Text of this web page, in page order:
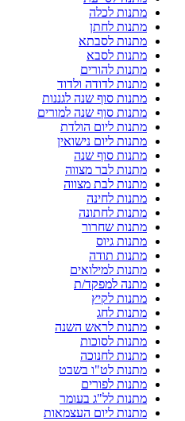
מתנות לכלה
מתנות לחתן
מתנות לסבתא
מתנות לסבא
מתנות להורים
מתנות לדודה ולדוד
מתנות סוף שנה לגננות
מתנות סוף שנה למורים
מתנות ליום הולדת
מתנות ליום נישואין
מתנות סוף שנה
מתנות לבר מצווה
מתנות לבת מצווה
מתנות לחינה
מתנות לחתונה
מתנות שחרור
מתנות גיוס
מתנות תודה
מתנות למילואים
מתנה למפקד/ת
מתנות לקיץ
מתנות לחג
מתנות לראש השנה
מתנות לסוכות
מתנות לחנוכה
מתנות לט"ו בשבט
מתנות לפורים
מתנות לל"ג בעומר
מתנות ליום העצמאות